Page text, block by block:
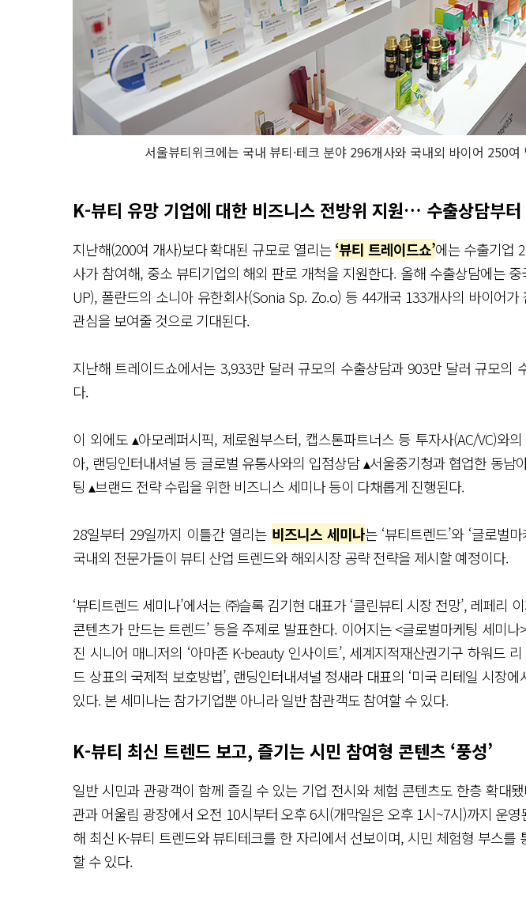
서울뷰티위크에는 국내 뷰티·테크 분야 296개사와 국내외 바이어 250여
K-뷰티 유망 기업에 대한 비즈니스 전방위 지원… 수출상담부터
지난해(200여 개사)보다 확대된 규모로 열리는‘뷰티 트레이드쇼’에는 수출기업
사가 참여해, 중소 뷰티기업의 해외 판로 개척을 지원한다. 올해 수출상담에는
UP), 폴란드의 소니아 유한회사(Sonia Sp. Zo.o) 등 44개국 133개사의 바이어가
관심을 보여줄 것으로 기대된다.
지난해 트레이드쇼에서는 3,933만 달러 규모의 수출상담과 903만 달러 규모의
다.
이 외에도 ▴아모레퍼시픽, 제로원부스터, 캡스톤파트너스 등 투자사(AC/VC)와
아, 랜딩인터내셔널 등 글로벌 유통사와의 입점상담 ▴서울중기청과 협업한 동남
팅 ▴브랜드 전략 수립을 위한 비즈니스 세미나 등이 다채롭게 진행된다.
28일부터 29일까지 이틀간 열리는 비즈니스 세미나는 ‘뷰티트렌드’와 ‘글로벌
국내외 전문가들이 뷰티 산업 트렌드와 해외시장 공략 전략을 제시할 예정이다.
‘뷰티트렌드 세미나’에서는 ㈜슬록 김기현 대표가 ‘클린뷰티 시장 전망’, 레페리
콘텐츠가 만드는 트렌드’ 등을 주제로 발표한다. 이어지는 <글로벌마케팅 세미
진 시니어 매니저의 ‘아마존 K-beauty 인사이트’, 세계지적재산권기구 하워드
드 상표의 국제적 보호방법’, 랜딩인터내셔널 정새라 대표의 ‘미국 리테일 시장에
있다. 본 세미나는 참가기업뿐 아니라 일반 참관객도 참여할 수 있다.
K-뷰티 최신 트렌드 보고, 즐기는 시민 참여형 콘텐츠 ‘풍성’
일반 시민과 관광객이 함께 즐길 수 있는 기업 전시와 체험 콘텐츠도 한층 확대
관과 어울림 광장에서 오전 10시부터 오후 6시(개막일은 오후 1시~7시)까지 운
해 최신 K-뷰티 트렌드와 뷰티테크를 한 자리에서 선보이며, 시민 체험형 부스를
할 수 있다.